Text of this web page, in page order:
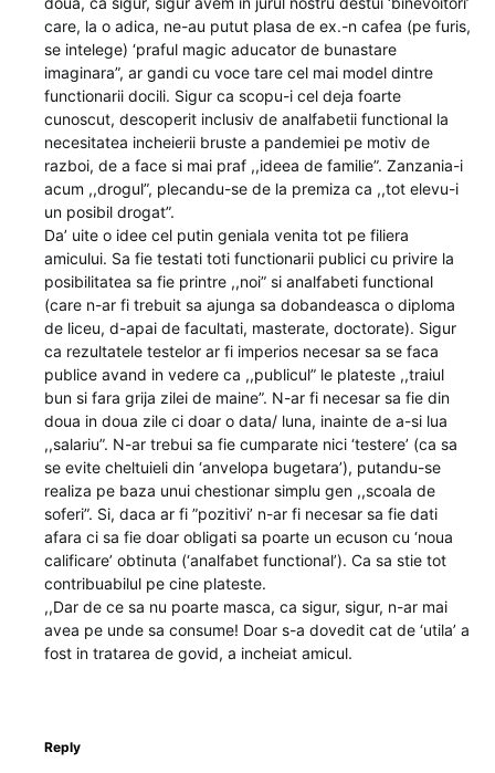
care, la o adica, ne-au putut plasa de ex.-n cafea (pe furis,
se intelege) ‘praful magic aducator de bunastare
imaginara”, ar gandi cu voce tare cel mai model dintre
functionarii docili. Sigur ca scopu-i cel deja foarte
cunoscut, descoperit inclusiv de analfabetii functional la
necesitatea incheierii bruste a pandemiei pe motiv de
razboi, de a face si mai praf ,,ideea de familie”. Zanzania-i
acum ,,drogul”, plecandu-se de la premiza ca ,,tot elevu-i
un posibil drogat”.
Da’ uite o idee cel putin geniala venita tot pe filiera
amicului. Sa fie testati toti functionarii publici cu privire la
posibilitatea sa fie printre ,,noi” si analfabeti functional
(care n-ar fi trebuit sa ajunga sa dobandeasca o diploma
de liceu, d-apai de facultati, masterate, doctorate). Sigur
ca rezultatele testelor ar fi imperios necesar sa se faca
publice avand in vedere ca ,,publicul” le plateste ,,traiul
bun si fara grija zilei de maine”. N-ar fi necesar sa fie din
doua in doua zile ci doar o data/ luna, inainte de a-si lua
,,salariu”. N-ar trebui sa fie cumparate nici ‘testere’ (ca sa
se evite cheltuieli din ‘anvelopa bugetara’), putandu-se
realiza pe baza unui chestionar simplu gen ,,scoala de
soferi”. Si, daca ar fi ”pozitivi’ n-ar fi necesar sa fie dati
afara ci sa fie doar obligati sa poarte un ecuson cu ‘noua
calificare’ obtinuta (‘analfabet functional’). Ca sa stie tot
contribuabilul pe cine plateste.
,,Dar de ce sa nu poarte masca, ca sigur, sigur, n-ar mai
avea pe unde sa consume! Doar s-a dovedit cat de ‘utila’ a
fost in tratarea de govid, a incheiat amicul.
Reply